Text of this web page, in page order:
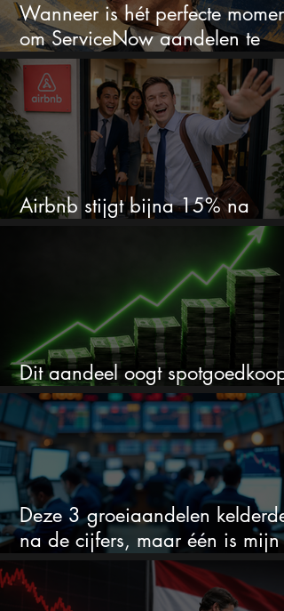
Wanneer is hét perfecte moment
om ServiceNow aandelen te
kopen?
Airbnb stijgt bijna 15% na
cijfers: vooral dit AI-cijfer valt op
Dit aandeel oogt spotgoedkoop
voor hoeveel het kan stijgen
Deze 3 groeiaandelen
na de cijfers, maar één is mijn
duidelijke favoriet